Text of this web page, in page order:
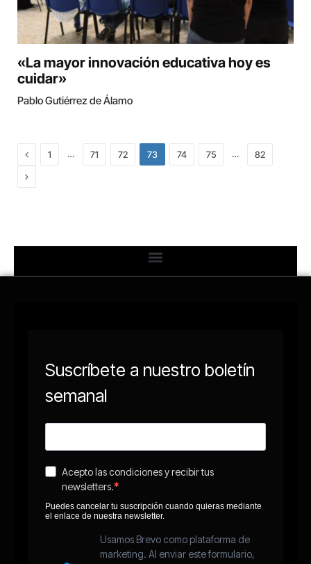
«La mayor innovación educativa hoy es
cuidar»
Pablo Gutiérrez de Álamo
Previous
1 … 71 72 73 74 75 … 82
Next